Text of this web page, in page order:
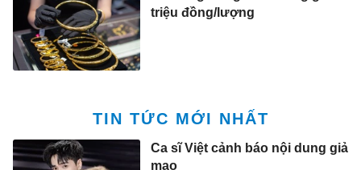
triệu đồng/lượng
TIN TỨC MỚI NHẤT
Ca sĩ Việt cảnh báo nội dung giả
mạo